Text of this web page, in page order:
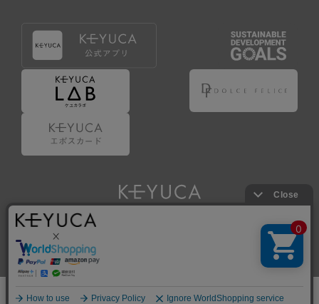
Copyright © KAWAJUN Co., Ltd. All Rights Reserved.